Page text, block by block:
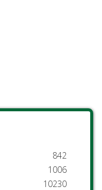
842
1006
10230